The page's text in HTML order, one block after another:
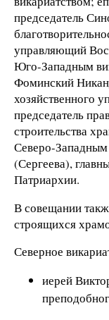
председатель
управляющий
Юго-Западным
Фоминский
хозяйственного
председатель
строительства
Северо-
(Сергеева),
Патриархии.
В совещании
строящихся
Северное
иерей